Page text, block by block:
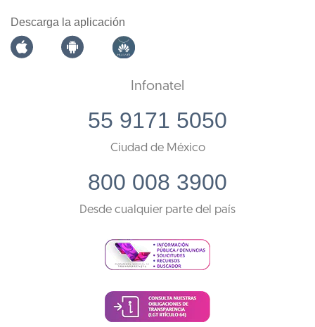
Descarga la aplicación
Infonatel
55 9171 5050
Ciudad de México
800 008 3900
Desde cualquier parte del país